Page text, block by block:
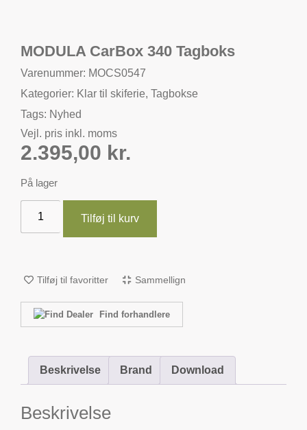
MODULA CarBox 340 Tagboks
Varenummer: MOCS0547
Kategorier: Klar til skiferie, Tagbokse
Tags: Nyhed
Vejl. pris inkl. moms
2.395,00 kr.
På lager
Tilføj til kurv
Tilføj til favoritter Sammellign
Find forhandlere
Beskrivelse Brand Download
Beskrivelse